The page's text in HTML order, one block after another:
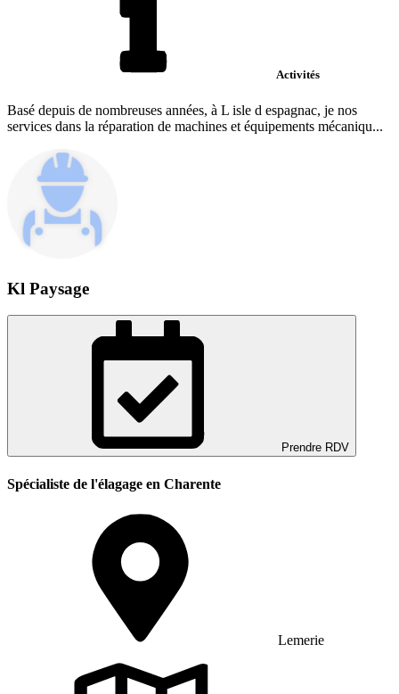
Activités
Basé depuis de nombreuses années, à L isle d espagnac, je nos
services dans la réparation de machines et équipements mécaniqu...
Kl Paysage
Prendre RDV
Spécialiste de l'élagage en Charente
Lemerie